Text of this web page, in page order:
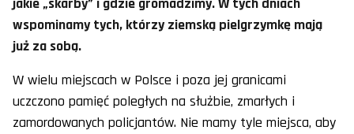
jakie „skarby” i gdzie gromadzimy. W tych dniach
wspominamy tych, którzy ziemską pielgrzymkę mają
już za sobą.
W wielu miejscach w Polsce i poza jej granicami
uczczono pamięć poległych na służbie, zmarłych i
zamordowanych policjantów. Nie mamy tyle miejsca, aby